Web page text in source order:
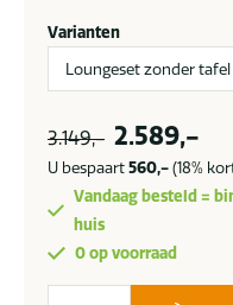
Varianten
3.149,-
prijs
was:
2.589,-
is:
U bespaart560,-(18%
Vandaag besteld =
huis
0 op voorraad